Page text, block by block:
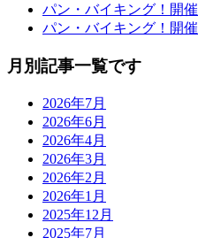
パン・バイキング！開
パン・バイキング！開
月別記事一覧です
2026年7月
2026年6月
2026年4月
2026年3月
2026年2月
2026年1月
2025年12月
2025年7月